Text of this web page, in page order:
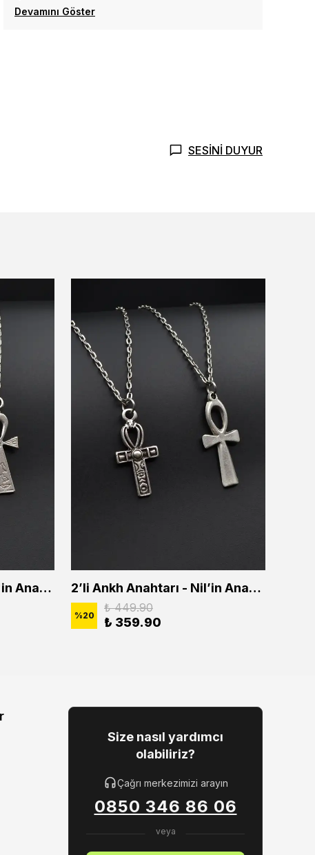
Devamını Göster
SESİNİ DUYUR
2'li Ankh Anahtarı - Nil'in Anahtarı Erkek Kadın Kolye Seti 2’li Ankh Anahtarı - Nil’in Anahtarı Erkek Kadın Kolye Seti
%20
₺ 449.90
₺ 359.90
Size nasıl yardımcı
olabiliriz?
Çağrı merkezimizi arayın
0850 346 86 06